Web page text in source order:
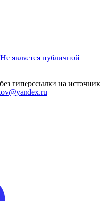
Не является публичной
гиперссылки на источник